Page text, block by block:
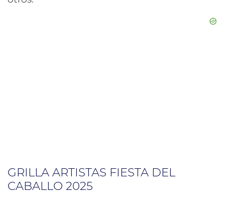
GRILLA ARTISTAS FIESTA DEL
CABALLO 2025